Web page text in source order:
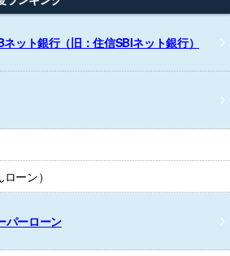
ネット銀行（旧：住信SBIネット銀行）
ーン）
パーローン